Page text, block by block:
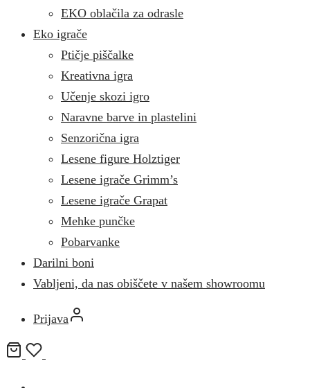
EKO oblačila za odrasle
Eko igrače
Ptičje piščalke
Kreativna igra
Učenje skozi igro
Naravne barve in plastelini
Senzorična igra
Lesene figure Holztiger
Lesene igrače Grimm’s
Lesene igrače Grapat
Mehke punčke
Pobarvanke
Darilni boni
Vabljeni, da nas obiščete v našem showroomu
Prijava